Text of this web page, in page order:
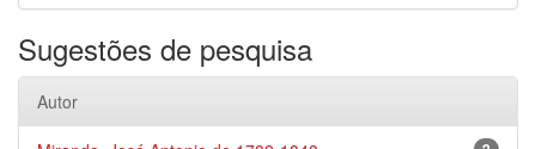
Sugestões de pesquisa
Autor